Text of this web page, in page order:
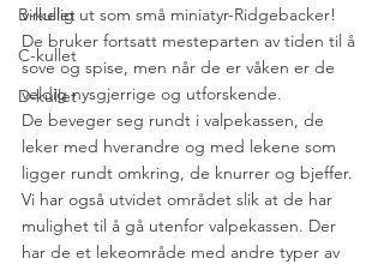
B-kullet
C-kullet
D-kullet
virkelig ut som små miniatyr-Ridgebacker!
De bruker fortsatt mesteparten av tiden til å
sove og spise, men når de er våken er de
veldig nysgjerrige og utforskende.
De beveger seg rundt i valpekassen, de
leker med hverandre og med lekene som
ligger rundt omkring, de knurrer og bjeffer.
Vi har også utvidet området slik at de har
mulighet til å gå utenfor valpekassen. Der
har de et lekeområde med andre typer av